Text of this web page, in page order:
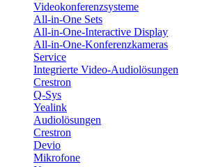
Videokonferenzsysteme
All-in-One Sets
All-in-One-Interactive Display
All-in-One-Konferenzkameras
Service
Integrierte Video-Audiolösungen
Crestron
Q-Sys
Yealink
Audiolösungen
Crestron
Devio
Mikrofone